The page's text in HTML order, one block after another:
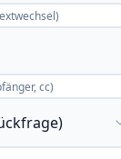
cc)